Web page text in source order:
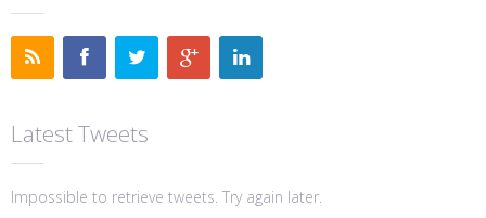
Latest Tweets
Impossible to retrieve tweets. Try again later.